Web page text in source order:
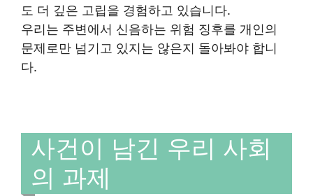
도 더 깊은 고립을 경험하고 있습니다.
우리는 주변에서 신음하는 위험 징후를 개인의
문제로만 넘기고 있지는 않은지 돌아봐야 합니
다.
사건이 남긴 우리 사회
의 과제